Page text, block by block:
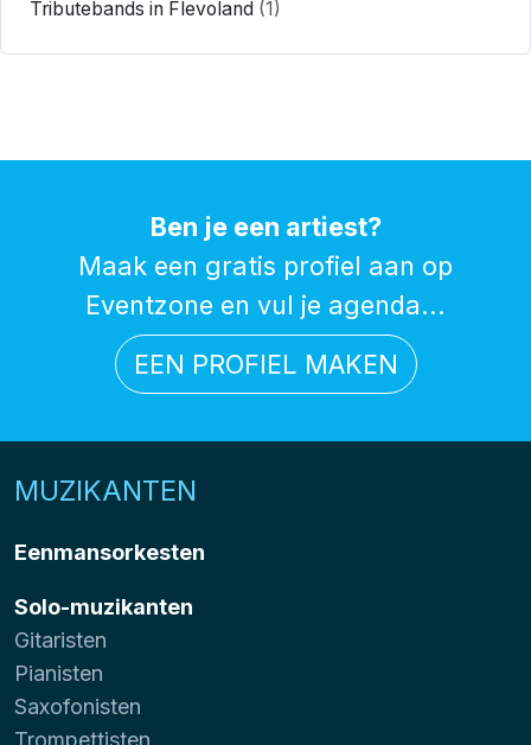
Tributebands in Flevoland (1)
Ben je een artiest?
Maak een gratis profiel aan op
Eventzone en vul je agenda...
EEN PROFIEL MAKEN
MUZIKANTEN
Eenmansorkesten
Solo-muzikanten
Gitaristen
Pianisten
Saxofonisten
Trompettisten